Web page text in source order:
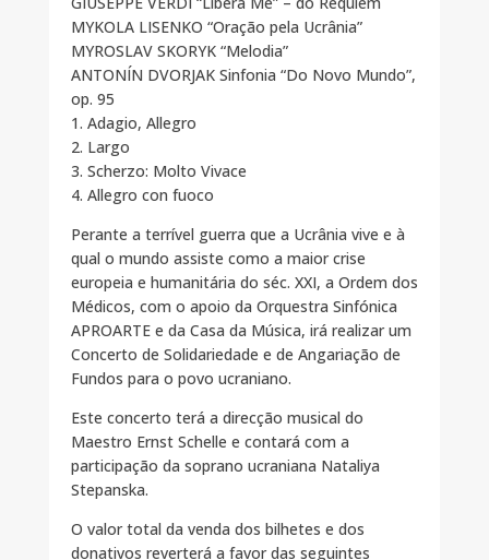
MYKOLA LISENKO “Oração pela Ucrânia”
MYROSLAV SKORYK “Melodia”
ANTONÍN DVORJAK Sinfonia “Do Novo Mundo”,
op. 95
1. Adagio, Allegro
2. Largo
3. Scherzo: Molto Vivace
4. Allegro con fuoco
Perante a terrível guerra que a Ucrânia vive e à
qual o mundo assiste como a maior crise
europeia e humanitária do séc. XXI, a Ordem dos
Médicos, com o apoio da Orquestra Sinfónica
APROARTE e da Casa da Música, irá realizar um
Concerto de Solidariedade e de Angariação de
Fundos para o povo ucraniano.
Este concerto terá a direcção musical do
Maestro Ernst Schelle e contará com a
participação da soprano ucraniana Nataliya
Stepanska.
O valor total da venda dos bilhetes e dos
donativos reverterá a favor das seguintes